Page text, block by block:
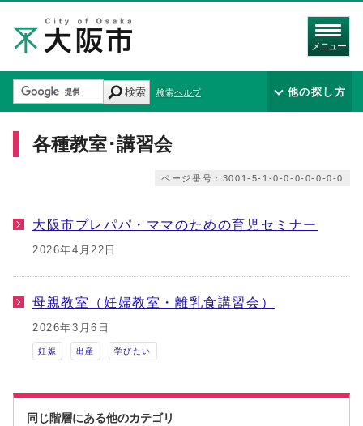
メニュー
検索 検索ヘルプ 他の探し方
各種教室･講習会
ページ番号：3001-5-1-0-0-0-0-0-0-0
大阪市プレパパ・ママのための育児セミナー
2026年4月22日
母親教室（妊婦教室・離乳食講習会）
2026年3月6日
妊娠 出産 学びたい
同じ階層にある他のカテゴリ